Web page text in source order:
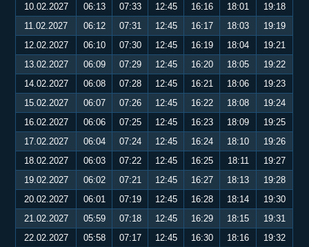
10.02.2027
06:13 07:33 12:45 16:16 18:01
19:18
11.02.2027
06:12 07:31 12:45 16:17 18:03
19:19
12.02.2027
06:10 07:30 12:45 16:19 18:04
19:21
13.02.2027
06:09 07:29 12:45 16:20 18:05
19:22
14.02.2027
06:08 07:28 12:45 16:21 18:06
19:23
15.02.2027
06:07 07:26 12:45 16:22 18:08
19:24
16.02.2027
06:06 07:25 12:45 16:23 18:09
19:25
17.02.2027
06:04 07:24 12:45 16:24 18:10
19:26
18.02.2027
06:03 07:22 12:45 16:25 18:11
19:27
19.02.2027
06:02 07:21 12:45 16:27 18:13
19:28
20.02.2027
06:01 07:19 12:45 16:28 18:14
19:30
21.02.2027
05:59 07:18 12:45 16:29 18:15
19:31
22.02.2027
05:58 07:17 12:45 16:30 18:16
19:32